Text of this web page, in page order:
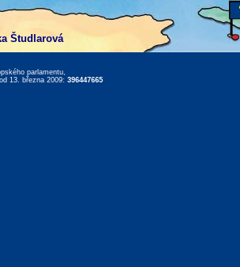
Študlarová
parlamentu,
13. března 2009: 396447665